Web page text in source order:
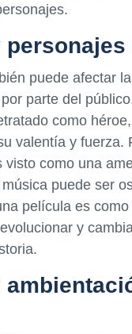
personajes
puede afectar
parte del
como
valentía y fuerza.
visto como una
puede ser
película es
y